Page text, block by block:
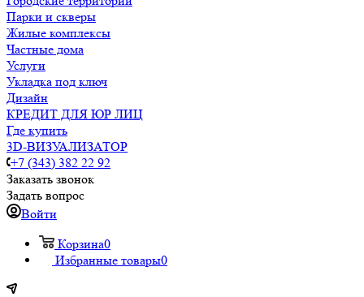
Парки и скверы
Жилые комплексы
Частные дома
Услуги
Укладка под ключ
Дизайн
КРЕДИТ ДЛЯ ЮР ЛИЦ
Где купить
3D-ВИЗУАЛИЗАТОР
+7 (343) 382 22 92
Заказать звонок
Задать вопрос
Войти
Корзина0
Избранные товары0